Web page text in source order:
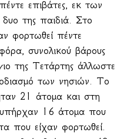
επιβάτες, εκ των
της παιδιά. Στο
φορτωθεί πέντε
συνολικού βάρους
της Τετάρτης άλλωστε
των νησιών. Το
21 άτομα και στη
υπήρχαν 16 άτομα που
που είχαν φορτωθεί.